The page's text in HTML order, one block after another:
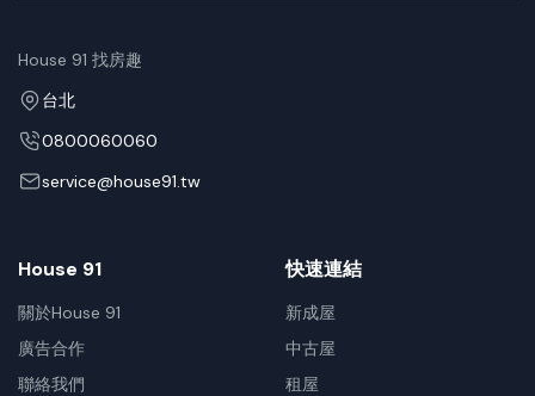
House 91 找房趣
台北
0800060060
service@house91.tw
House 91
關於House 91
廣告合作
聯絡我們
快速連結
新成屋
中古屋
租屋